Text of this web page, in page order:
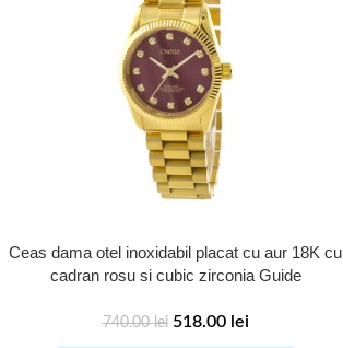
Ceas dama otel inoxidabil placat cu aur 18K cu
cadran rosu si cubic zirconia Guide
740.00lei 518.00 lei